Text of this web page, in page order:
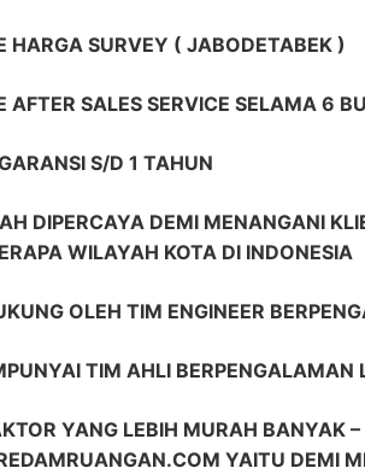
HARGA SURVEY ( JABODETABEK )
AFTER SALES SERVICE SELAMA 6
S/D 1 TAHUN
DIPERCAYA DEMI MENANGANI
WILAYAH KOTA DI INDONESIA
OLEH TIM ENGINEER
TIM AHLI BERPENGALAMAN
YANG LEBIH MURAH BANYAK –
YAITU DEMI